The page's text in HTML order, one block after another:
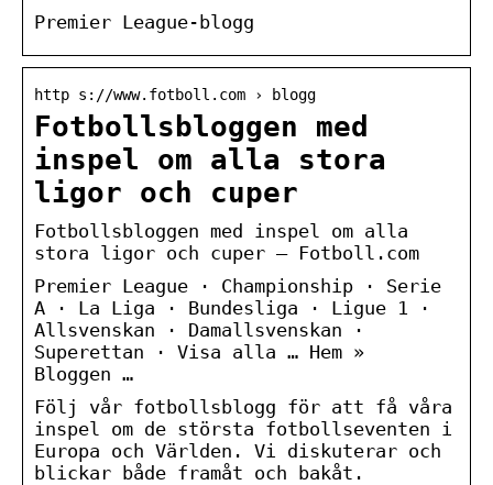
Premier League-blogg
http s://www.fotboll.com › blogg
Fotbollsbloggen med
inspel om alla stora
ligor och cuper
Fotbollsbloggen med inspel om alla
stora ligor och cuper – Fotboll.com
Premier League · Championship · Serie
A · La Liga · Bundesliga · Ligue 1 ·
Allsvenskan · Damallsvenskan ·
Superettan · Visa alla … Hem »
Bloggen …
Följ vår fotbollsblogg för att få våra
inspel om de största fotbollseventen i
Europa och Världen. Vi diskuterar och
blickar både framåt och bakåt.